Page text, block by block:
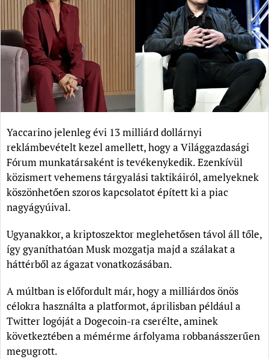
Yaccarino jelenleg évi 13 milliárd dollárnyi
reklámbevételt kezel amellett, hogy a Világgazdasági
Fórum munkatársaként is tevékenykedik. Ezenkívül
közismert vehemens tárgyalási taktikáiról, amelyeknek
köszönhetően szoros kapcsolatot épített ki a piac
nagyágyúival.
Ugyanakkor, a kriptoszektor meglehetősen távol áll tőle,
így gyaníthatóan Musk mozgatja majd a szálakat a
háttérből az ágazat vonatkozásában.
A múltban is előfordult már, hogy a milliárdos önös
célokra használta a platformot, áprilisban például a
Twitter logóját a Dogecoin-ra cserélte, aminek
következtében a mémérme árfolyama robbanásszerűen
megugrott.